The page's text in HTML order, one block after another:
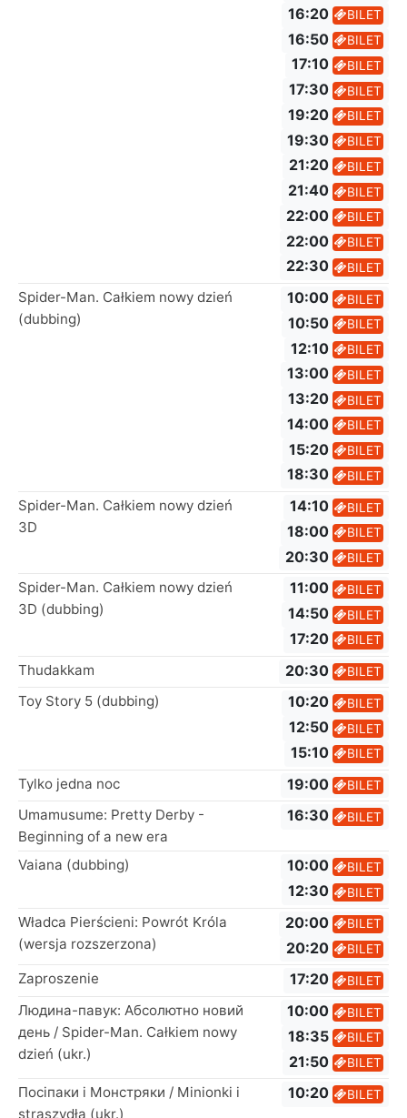
16:20 BILET
16:50 BILET
17:10 BILET
17:30 BILET
19:20 BILET
19:30 BILET
21:20 BILET
21:40 BILET
22:00 BILET
22:00 BILET
22:30 BILET
Spider-Man. Całkiem nowy dzień
(dubbing)
10:00 BILET
10:50 BILET
12:10 BILET
13:00 BILET
13:20 BILET
14:00 BILET
15:20 BILET
18:30 BILET
Spider-Man. Całkiem nowy dzień
3D
14:10 BILET
18:00 BILET
20:30 BILET
Spider-Man. Całkiem nowy dzień
3D (dubbing)
11:00 BILET
14:50 BILET
17:20 BILET
Thudakkam 20:30 BILET
Toy Story 5 (dubbing) 10:20 BILET
12:50 BILET
15:10 BILET
Tylko jedna noc 19:00 BILET
Umamusume: Pretty Derby -
Beginning of a new era
16:30 BILET
Vaiana (dubbing) 10:00 BILET
12:30 BILET
Władca Pierścieni: Powrót Króla
(wersja rozszerzona)
20:00 BILET
20:20 BILET
Zaproszenie 17:20 BILET
Людина-павук: Абсолютно новий
день / Spider-Man. Całkiem nowy
dzień (ukr.)
10:00 BILET
18:35 BILET
21:50 BILET
Посіпаки і Монстряки / Minionki i
straszydła (ukr.)
10:20 BILET